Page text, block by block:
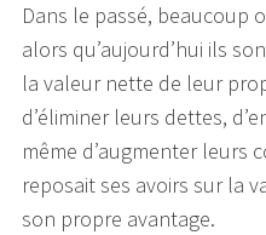
Dans le passé, beaucoup
alors qu’aujourd’hui ils
la valeur nette de leur
d’éliminer leurs dettes,
même d’augmenter leurs
reposait ses avoirs sur la
son propre avantage.